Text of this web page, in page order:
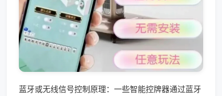
蓝牙或无线信号控制原理：一些智能控牌器通过蓝牙